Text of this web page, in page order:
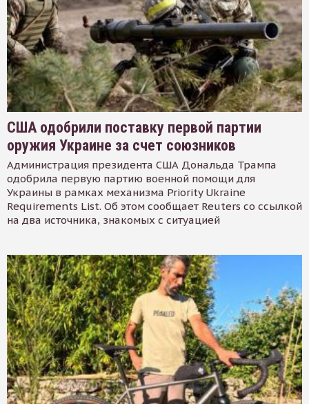
США одобрили поставку первой партии
оружия Украине за счет союзников
Администрация президента США Дональда Трампа
одобрила первую партию военной помощи для
Украины в рамках механизма Priority Ukraine
Requirements List. Об этом сообщает Reuters со ссылкой
на два источника, знакомых с ситуацией